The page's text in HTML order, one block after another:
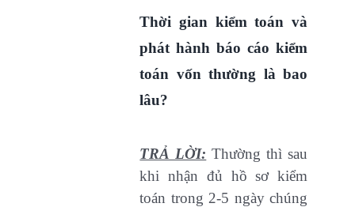
Thời gian kiểm toán và
phát hành báo cáo kiểm
toán vốn thường là bao
lâu?
TRẢ LỜI: Thường thì sau
khi nhận đủ hồ sơ kiểm
toán trong 2-5 ngày chúng